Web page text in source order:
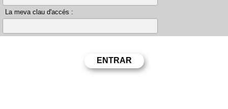
La meva clau d'accés :